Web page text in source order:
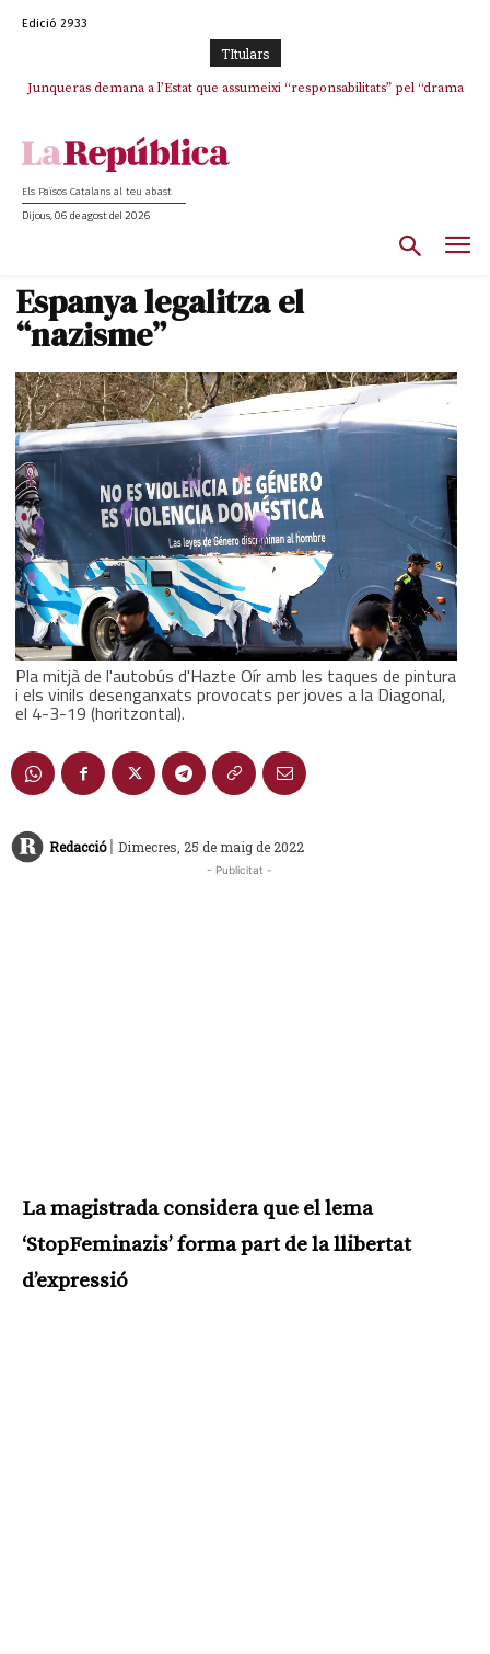
Edició 2933
TItulars
Junqueras demana a l’Estat que assumeixi “responsabilitats” pel “drama
Crisi total a ERC Girona
Els Països Catalans al teu abast
Dijous, 06 de agost del 2026
Espanya legalitza el
“nazisme”
Pla mitjà de l'autobús d'Hazte Oír amb les taques de pintura
i els vinils desenganxats provocats per joves a la Diagonal,
el 4-3-19 (horitzontal).
Redacció | Dimecres, 25 de maig de 2022
- Publicitat -
La magistrada considera que el lema
‘StopFeminazis’ forma part de la llibertat
d’expressió